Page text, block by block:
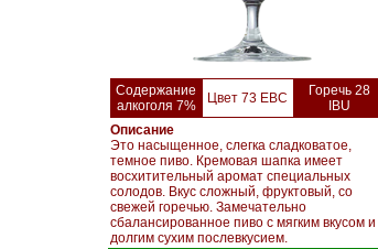
Содержание
алкоголя 7%
Цвет 73 EBC
Горечь 28
IBU
Описание
Это насыщенное, слегка сладковатое,
темное пиво. Кремовая шапка имеет
восхитительный аромат специальных
солодов. Вкус сложный, фруктовый, со
свежей горечью. Замечательно
сбалансированное пиво с мягким вкусом и
долгим сухим послевкусием.